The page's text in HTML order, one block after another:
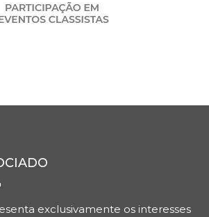
exclusivamente os interesses